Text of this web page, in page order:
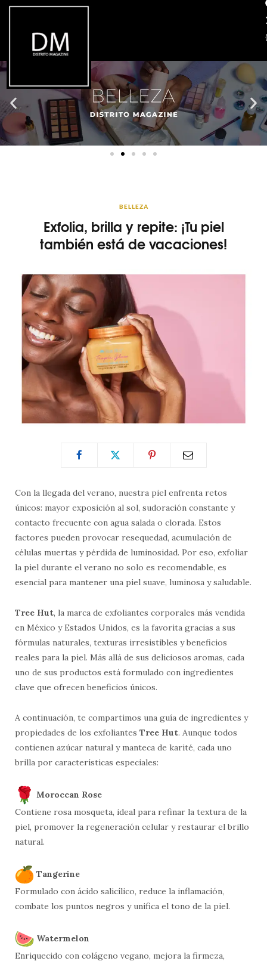
BELLEZA
Exfolia, brilla y repite: ¡Tu piel
también está de vacaciones!
Con la llegada del verano, nuestra piel enfrenta retos
únicos: mayor exposición al sol, sudoración constante y
contacto frecuente con agua salada o clorada. Estos
factores pueden provocar resequedad, acumulación de
células muertas y pérdida de luminosidad. Por eso, exfoliar
la piel durante el verano no solo es recomendable, es
esencial para mantener una piel suave, luminosa y saludable.
Tree Hut, la marca de exfoliantes corporales más vendida
en México y Estados Unidos, es la favorita gracias a sus
fórmulas naturales, texturas irresistibles y beneficios
reales para la piel. Más allá de sus deliciosos aromas, cada
uno de sus productos está formulado con ingredientes
clave que ofrecen beneficios únicos.
A continuación, te compartimos una guía de ingredientes y
propiedades de los exfoliantes Tree Hut. Aunque todos
contienen azúcar natural y manteca de karité, cada uno
brilla por características especiales:
Moroccan Rose
Contiene rosa mosqueta, ideal para refinar la textura de la
piel, promover la regeneración celular y restaurar el brillo
natural.
Tangerine
Formulado con ácido salicílico, reduce la inflamación,
combate los puntos negros y unifica el tono de la piel.
Watermelon
Enriquecido con colágeno vegano, mejora la firmeza,